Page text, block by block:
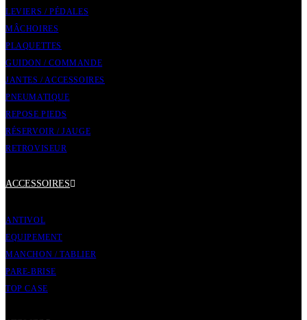
LEVIERS / PÉDALES
MÂCHOIRES
PLAQUETTES
GUIDON / COMMANDE
JANTES / ACCESSOIRES
PNEUMATIQUE
REPOSE PIEDS
RÉSERVOIR / JAUGE
RETROVISEUR
ACCESSOIRES
ANTIVOL
EQUIPEMENT
MANCHON / TABLIER
PARE-BRISE
TOP CASE